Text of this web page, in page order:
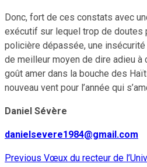
Donc, fort de ces constats avec
exécutif sur lequel trop de doutes
policière dépassée, une insécurité
de meilleur moyen de dire adieu à
goût amer dans la bouche des
nouveau vent pour l’année qui
Daniel Sévère
danielsevere1984@gmail.com
Continue
Previous Vœux du recteur de